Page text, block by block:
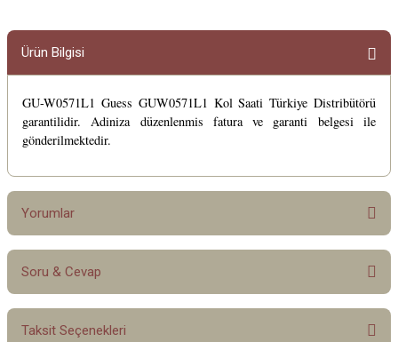
Ürün Bilgisi
GU-W0571L1 Guess GUW0571L1 Kol Saati Türkiye Distribütörü
garantilidir. Adiniza düzenlenmis fatura ve garanti belgesi ile
gönderilmektedir.
Yorumlar
Bu ürüne ilk yorumu siz yapın!
Soru & Cevap
Taksit Seçenekleri